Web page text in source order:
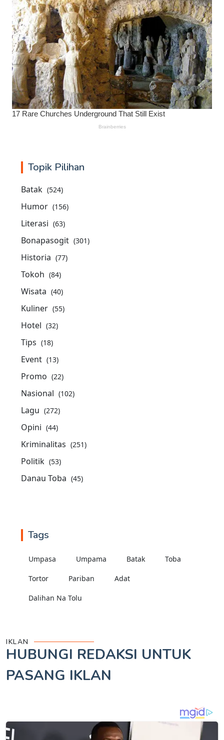
Topik Pilihan
Batak (524)
Humor (156)
Literasi (63)
Bonapasogit (301)
Historia (77)
Tokoh (84)
Wisata (40)
Kuliner (55)
Hotel (32)
Tips (18)
Event (13)
Promo (22)
Nasional (102)
Lagu (272)
Opini (44)
Kriminalitas (251)
Politik (53)
Danau Toba (45)
Tags
Umpasa Umpama Batak Toba
Tortor Pariban Adat
Dalihan Na Tolu
IKLAN
HUBUNGI REDAKSI UNTUK
PASANG IKLAN